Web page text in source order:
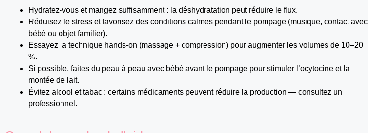
Hydratez-vous et mangez suffisamment : la déshydratation peut réduire le flux.
Réduisez le stress et favorisez des conditions calmes pendant le pompage (musique, contact avec
bébé ou objet familier).
Essayez la technique hands-on (massage + compression) pour augmenter les volumes de 10–20
%.
Si possible, faites du peau à peau avec bébé avant le pompage pour stimuler l’ocytocine et la
montée de lait.
Évitez alcool et tabac ; certains médicaments peuvent réduire la production — consultez un
professionnel.